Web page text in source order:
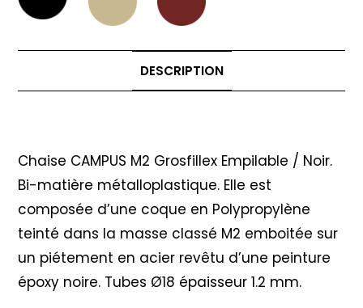
DESCRIPTION
Chaise CAMPUS M2 Grosfillex Empilable / Noir.
Bi-matière métalloplastique. Elle est
composée d’une coque en Polypropylène
teinté dans la masse classé M2 emboitée sur
un piétement en acier revêtu d’une peinture
époxy noire. Tubes Ø18 épaisseur 1.2 mm.